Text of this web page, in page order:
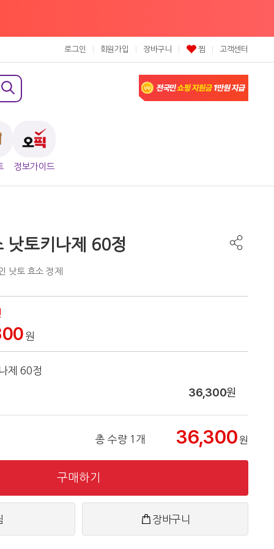
로그인 회원가입 장바구니 찜 고객센터
정보가이드
낫토키나제 60정
낫토 효소 정제
원
제 60정
36,300원
총 수량 1개 36,300원
구매하기
장바구니